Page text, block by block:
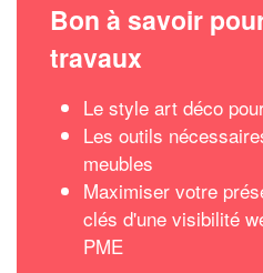
Bon à savoir
travaux
Le style art déco
Les outils
meubles
Maximiser votre
clés d'une visibilité
PME